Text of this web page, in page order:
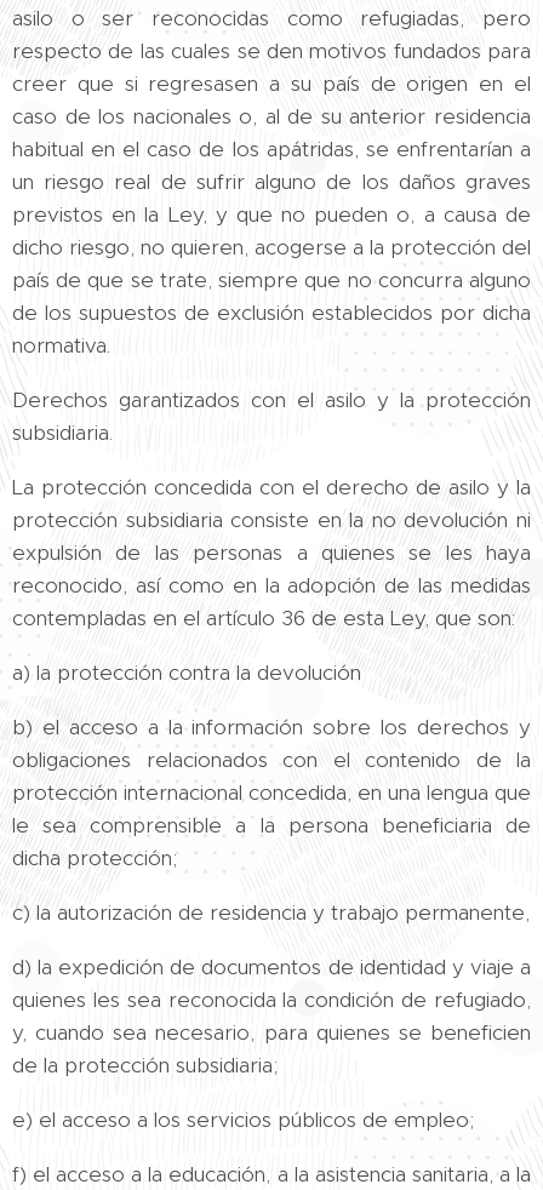
asilo o ser reconocidas como refugiadas, pero
respecto de las cuales se den motivos fundados para
creer que si regresasen a su país de origen en el
caso de los nacionales o, al de su anterior residencia
habitual en el caso de los apátridas, se enfrentarían a
un riesgo real de sufrir alguno de los daños graves
previstos en la Ley, y que no pueden o, a causa de
dicho riesgo, no quieren, acogerse a la protección del
país de que se trate, siempre que no concurra alguno
de los supuestos de exclusión establecidos por dicha
normativa.
Derechos garantizados con el asilo y la protección
subsidiaria.
La protección concedida con el derecho de asilo y la
protección subsidiaria consiste en la no devolución ni
expulsión de las personas a quienes se les haya
reconocido, así como en la adopción de las medidas
contempladas en el artículo 36 de esta Ley, que son:
a) la protección contra la devolución
b) el acceso a la información sobre los derechos y
obligaciones relacionados con el contenido de la
protección internacional concedida, en una lengua que
le sea comprensible a la persona beneficiaria de
dicha protección;
c) la autorización de residencia y trabajo permanente,
d) la expedición de documentos de identidad y viaje a
quienes les sea reconocida la condición de refugiado,
y, cuando sea necesario, para quienes se beneficien
de la protección subsidiaria;
e) el acceso a los servicios públicos de empleo;
f) el acceso a la educación, a la asistencia sanitaria, a la